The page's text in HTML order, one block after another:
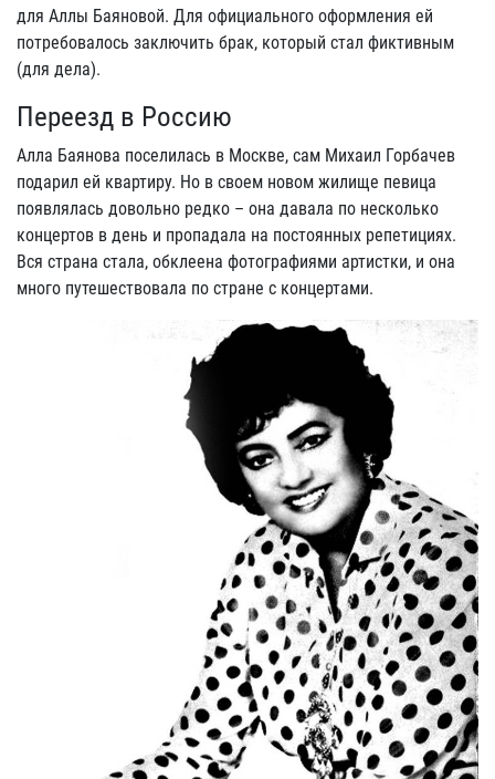
для Аллы Баяновой. Для официального оформления ей
потребовалось заключить брак, который стал фиктивным
(для дела).
Переезд в Россию
Алла Баянова поселилась в Москве, сам Михаил Горбачев
подарил ей квартиру. Но в своем новом жилище певица
появлялась довольно редко – она давала по несколько
концертов в день и пропадала на постоянных репетициях.
Вся страна стала, обклеена фотографиями артистки, и она
много путешествовала по стране с концертами.